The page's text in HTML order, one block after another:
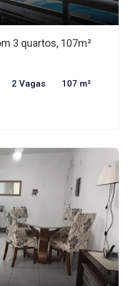
3 quartos, 107m²
2 Vagas 107 m²